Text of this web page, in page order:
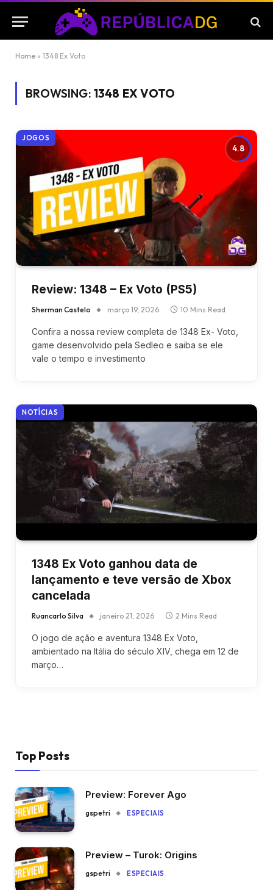
Home » 1348 Ex Voto
BROWSING: 1348 EX VOTO
4.8
JOGOS
Review: 1348 – Ex Voto (PS5)
Sherman Castelo março 19, 2026 10 Mins Read
Confira a nossa review completa de 1348 Ex- Voto,
game desenvolvido pela Sedleo e saiba se ele
vale o tempo e investimento
NOTÍCIAS
1348 Ex Voto ganhou data de
lançamento e teve versão de Xbox
cancelada
Ruancarlo Silva janeiro 21, 2026 2 Mins Read
O jogo de ação e aventura 1348 Ex Voto,
ambientado na Itália do século XIV, chega em 12 de
março…
Top Posts
Preview: Forever Ago
gspetri ESPECIAIS
Preview – Turok: Origins
gspetri ESPECIAIS